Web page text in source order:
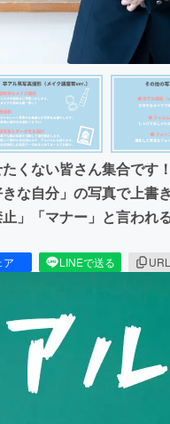
たくない皆さん集合で
な自分」の写真で上書
」「マナー」と言われ
ア LINEで送る